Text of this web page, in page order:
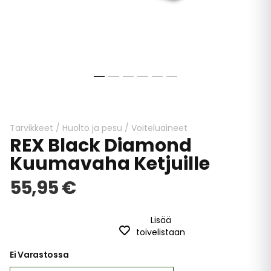
beginning
of
the
images
Tarvikkeet / Huolto ja pesu / Voiteluaineet
REX Black Diamond
Kuumavaha Ketjuille
55,95 €
Lisää
toivelistaan
Ei Varastossa